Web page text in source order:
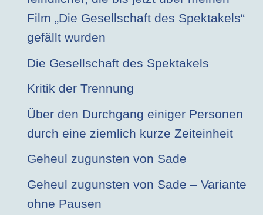
Film „Die Gesellschaft des Spektakels“
gefällt wurden
Die Gesellschaft des Spektakels
Kritik der Trennung
Über den Durchgang einiger Personen
durch eine ziemlich kurze Zeiteinheit
Geheul zugunsten von Sade
Geheul zugunsten von Sade – Variante
ohne Pausen